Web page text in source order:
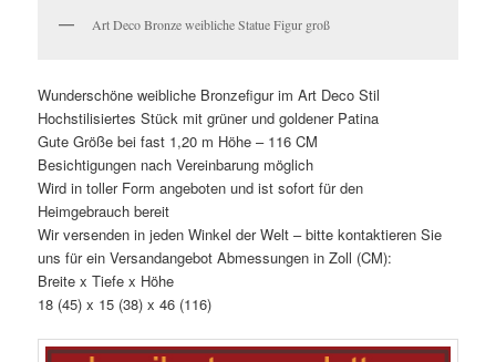
Art Deco Bronze weibliche Statue Figur groß
Wunderschöne weibliche Bronzefigur im Art Deco Stil
Hochstilisiertes Stück mit grüner und goldener Patina
Gute Größe bei fast 1,20 m Höhe – 116 CM
Besichtigungen nach Vereinbarung möglich
Wird in toller Form angeboten und ist sofort für den
Heimgebrauch bereit
Wir versenden in jeden Winkel der Welt – bitte kontaktieren Sie
uns für ein Versandangebot Abmessungen in Zoll (CM):
Breite x Tiefe x Höhe
18 (45) x 15 (38) x 46 (116)